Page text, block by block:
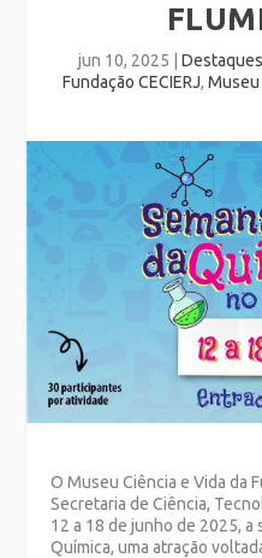
jun 10, 2025 Destaques
Fundação CECIERJ, Museu
O Museu Ciência e Vida da
Secretaria de Ciência,
12 a 18 de junho de 2025, a
Química, uma atração